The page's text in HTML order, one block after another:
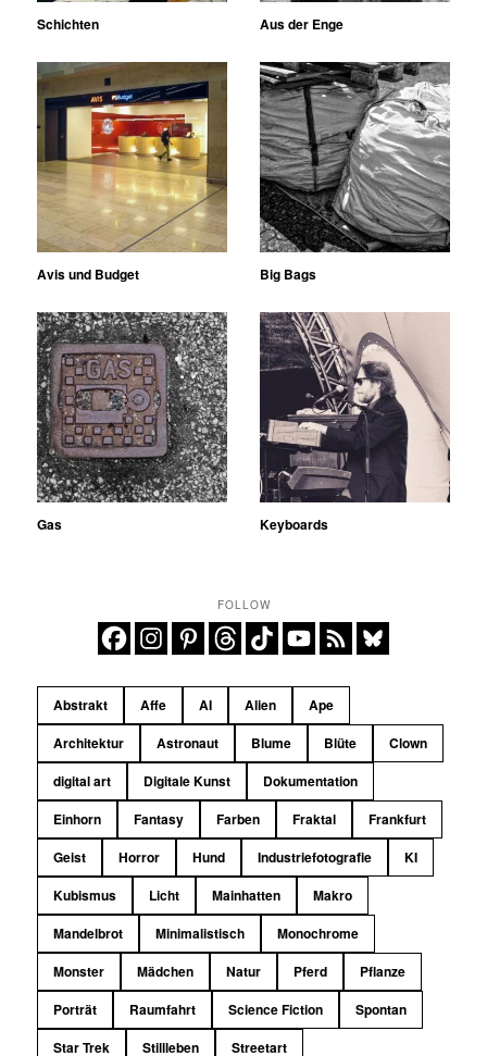
Schichten Aus der Enge
Avis und Budget Big Bags
Gas Keyboards
FOLLOW
Abstrakt Affe AI Alien
Ape
Architektur
Astronaut Blume Blüte
Clown
digital art
Digitale Kunst
Dokumentation
Einhorn
Fantasy Farben Fraktal
Frankfurt
Geist
Horror Hund Industriefotografie
KI
Kubismus
Licht Mainhatten
Makro
Mandelbrot
Minimalistisch
Monochrome
Monster
Mädchen Natur Pferd
Pflanze
Porträt
Raumfahrt Science Fiction
Spontan
Star Trek
Stillleben Streetart